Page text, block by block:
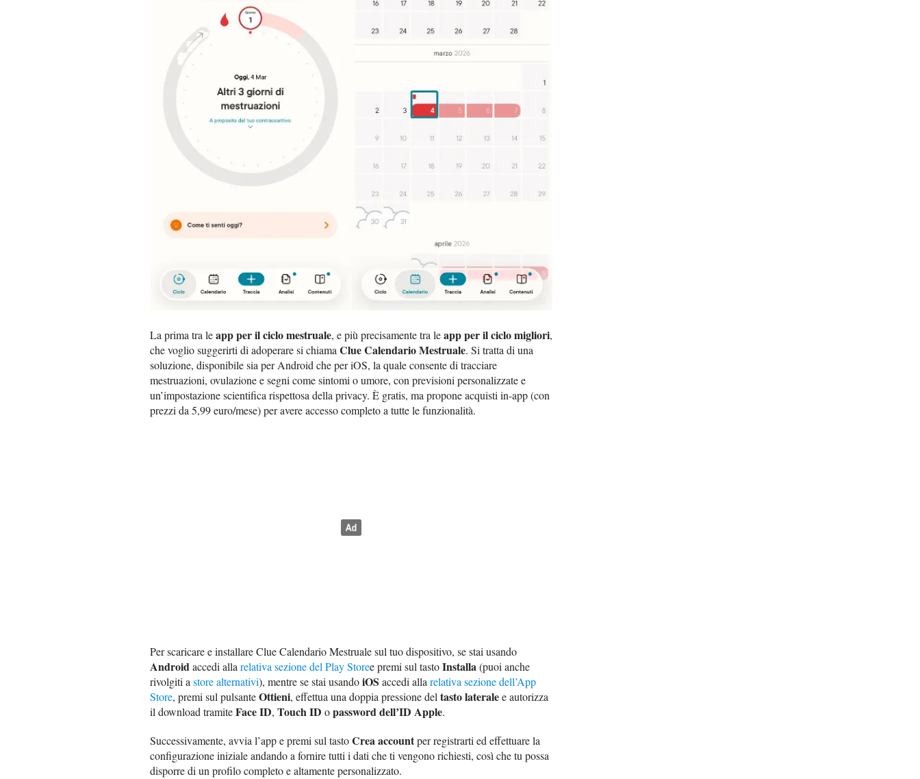
La prima tra leapp per il ciclo mestruale, e più precisamente tra leapp per il ciclo migliori,
che voglio suggerirti di adoperare si chiama Clue Calendario Mestruale. Si tratta di una
soluzione, disponibile sia per Android che per iOS, la quale consente di tracciare
mestruazioni, ovulazione e segni come sintomi o umore, con previsioni personalizzate e
un’impostazione scientifica rispettosa della privacy. È gratis, ma propone acquisti in-app (con
prezzi da 5,99 euro/mese) per avere accesso completo a tutte le funzionalità.
Per scaricare e installare Clue Calendario Mestruale sul tuo dispositivo, se stai usando
Androidaccedi alla relativa sezione del Play Storee premi sul tastoInstalla(puoi anche
rivolgiti a store alternativi), mentre se stai usandoiOS accedi alla relativa sezione dell’App
Store, premi sul pulsanteOttieni, effettua una doppia pressione del tasto lateralee autorizza
il download tramiteFace ID, Touch ID opassword dell’ID Apple.
Successivamente, avvia l’app e premi sul tastoCrea accountper registrarti ed effettuare la
configurazione iniziale andando a fornire tutti i dati che ti vengono richiesti, così che tu possa
disporre di un profilo completo e altamente personalizzato.